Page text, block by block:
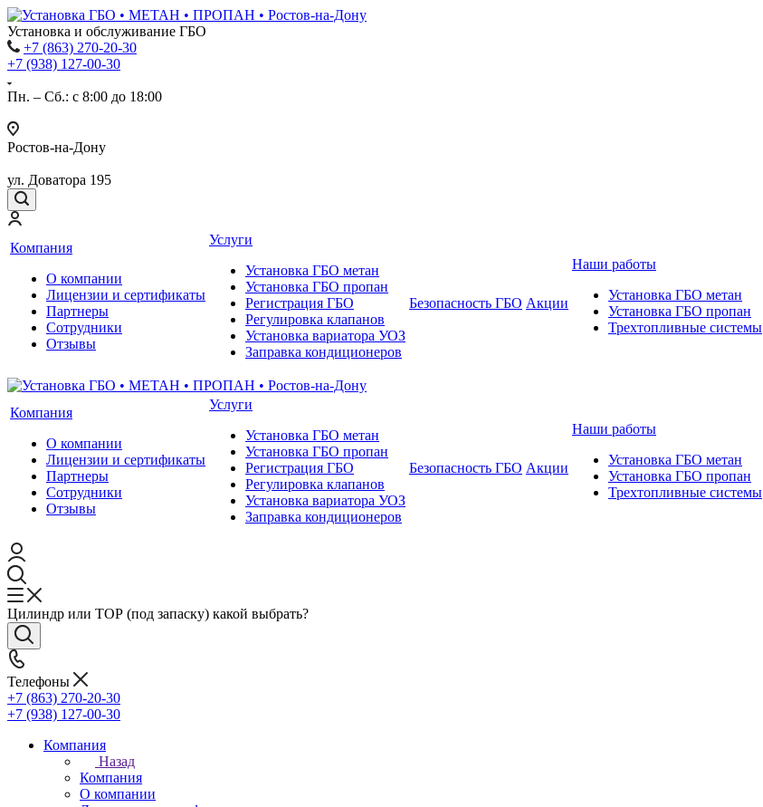
Установка и обслуживание ГБО
+7 (863) 270-20-30
+7 (938) 127-00-30
Пн. – Сб.: с 8:00 до 18:00
Ростов-на-Дону
ул. Доватора 195
Компания
О компании
Лицензии и сертификаты
Партнеры
Сотрудники
Отзывы
Услуги
Установка ГБО метан
Установка ГБО пропан
Регистрация ГБО
Регулировка клапанов
Установка вариатора УОЗ
Заправка кондиционеров
Безопасность ГБО Акции
Наши работы
Установка ГБО метан
Установка ГБО пропан
Трехтопливные системы
Компания
О компании
Лицензии и сертификаты
Партнеры
Сотрудники
Отзывы
Услуги
Установка ГБО метан
Установка ГБО пропан
Регистрация ГБО
Регулировка клапанов
Установка вариатора УОЗ
Заправка кондиционеров
Безопасность ГБО Акции
Наши работы
Установка ГБО метан
Установка ГБО пропан
Трехтопливные системы
Цилиндр или ТОР (под запаску) какой выбрать?
Телефоны
+7 (863) 270-20-30
+7 (938) 127-00-30
Компания
Назад
Компания
О компании